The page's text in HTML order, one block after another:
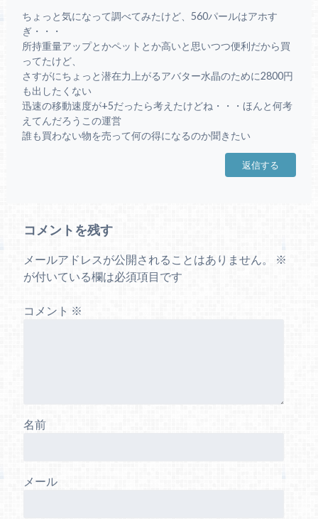
ちょっと気になって調べてみたけど、560パールはアホす
ぎ・・・
所持重量アップとかペットとか高いと思いつつ便利だから買
ってたけど、
さすがにちょっと潜在力上がるアバター水晶のために2800円
も出したくない
迅速の移動速度が+5だったら考えたけどね・・・ほんと何考
えてんだろうこの運営
誰も買わない物を売って何の得になるのか聞きたい
返信する
コメントを残す
メールアドレスが公開されることはありません。
※
が付いている欄は必須項目です
コメント ※
名前
メール